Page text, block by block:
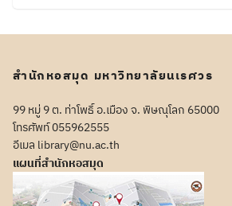
สำนักหอสมุด มหาวิทยาลัยนเรศวร
99 หมู่ 9 ต. ท่าโพธิ์ อ.เมือง จ. พิษณุโลก 65000
โทรศัพท์ 055962555
อีเมล library@nu.ac.th
แผนที่สำนักหอสมุด